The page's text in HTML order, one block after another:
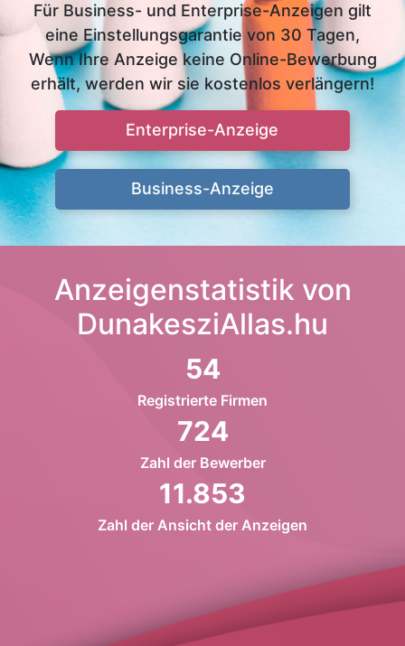
Für Business- und Enterprise-Anzeigen gilt
eine Einstellungsgarantie von 30 Tagen,
Wenn Ihre Anzeige keine Online-Bewerbung
erhält, werden wir sie kostenlos verlängern!
Enterprise-Anzeige
Business-Anzeige
Anzeigenstatistik von
DunakesziAllas.hu
54
Registrierte Firmen
724
Zahl der Bewerber
11.853
Zahl der Ansicht der Anzeigen